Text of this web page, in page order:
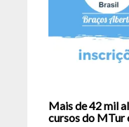
Mais de 42 mil
cursos do MTur